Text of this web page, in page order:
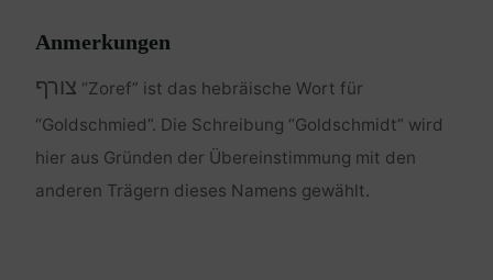
Anmerkungen
צורף “Zoref” ist das hebräische Wort für
“Goldschmied”. Die Schreibung “Goldschmidt” wird
hier aus Gründen der Übereinstimmung mit den
anderen Trägern dieses Namens gewählt.